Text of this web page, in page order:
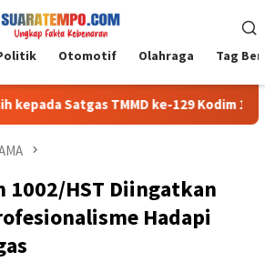
Otomotif Olahraga Tag
Satgas TMMD ke-129 Kodim 1208/
1002/HST Diingatkan
Hadapi